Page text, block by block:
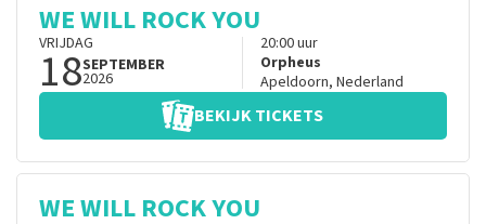
WE WILL ROCK YOU
VRIJDAG
18SEPTEMBER
2026
20:00uur
Orpheus
Apeldoorn, Nederland
BEKIJK TICKETS
WE WILL ROCK YOU